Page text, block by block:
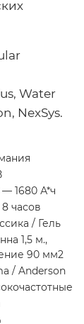
Water
NexSys.
1680 А*ч
часов
/ Гель
1,5 м.,
90 мм2
/ Anderson